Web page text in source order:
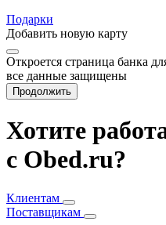
Подарки
Добавить новую карту
Откроется страница банка
все данные защищены
Продолжить
Хотите
с Obed.ru?
Клиентам
Поставщикам